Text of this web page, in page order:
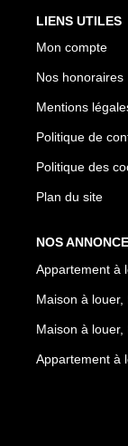
LIENS UTILES
Mon compte
Nos honoraires
Mentions
Politique de
Politique des
Plan du site
NOS
Appartement à
Maison à louer,
Maison à louer,
Appartement à